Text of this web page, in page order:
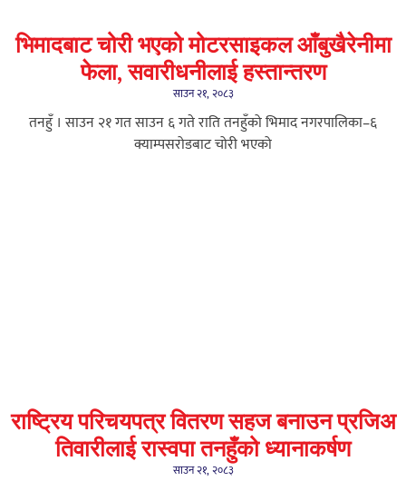
भिमादबाट चोरी भएको मोटरसाइकल आँबुखैरेनीमा
फेला, सवारीधनीलाई हस्तान्तरण
साउन २१, २०८३
तनहुँ । साउन २१ गत साउन ६ गते राति तनहुँको भिमाद नगरपालिका–६
क्याम्पसरोडबाट चोरी भएको
राष्ट्रिय परिचयपत्र वितरण सहज बनाउन प्रजिअ
तिवारीलाई रास्वपा तनहुँको ध्यानाकर्षण
साउन २१, २०८३